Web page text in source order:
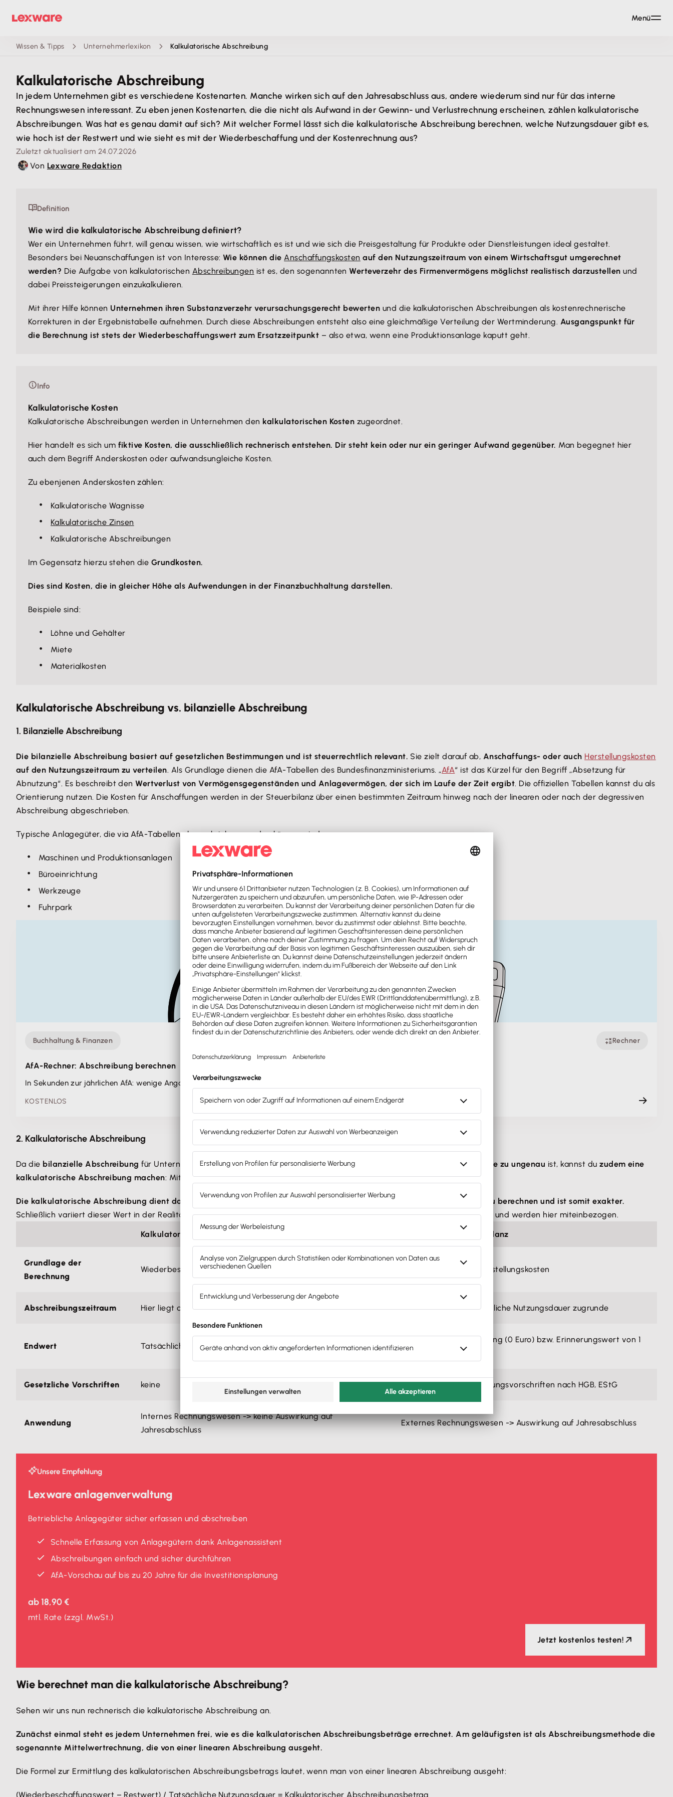
Wissen & Tipps Unternehmerlexikon Kalkulatorische Abschreibung
Kalkulatorische Abschreibung
In jedem Unternehmen gibt es verschiedene Kostenarten. Manche wirken sich auf den Jahresabschluss aus, andere wiederum sind nur für das interne
Rechnungswesen interessant. Zu eben jenen Kostenarten, die die nicht als Aufwand in der Gewinn- und Verlustrechnung erscheinen, zählen kalkulatorische
Abschreibungen. Was hat es genau damit auf sich? Mit welcher Formel lässt sich die kalkulatorische Abschreibung berechnen, welche Nutzungsdauer gibt es,
wie hoch ist der Restwert und wie sieht es mit der Wiederbeschaffung und der Kostenrechnung aus?
Zuletzt aktualisiert am 24.07.2026
Von Lexware Redaktion
Definition
Wie wird die kalkulatorische Abschreibung definiert?
Wer ein Unternehmen führt, will genau wissen, wie wirtschaftlich es ist und wie sich die Preisgestaltung für Produkte oder Dienstleistungen ideal gestaltet.
Besonders bei Neuanschaffungen ist von Interesse:Wie können dieAnschaffungskosten auf den Nutzungszeitraum von einem Wirtschaftsgut umgerechnet
werden? Die Aufgabe von kalkulatorischen Abschreibungen ist es, den sogenanntenWerteverzehr des Firmenvermögens möglichst realistisch darzustellenund
dabei Preissteigerungen einzukalkulieren.
Mit ihrer Hilfe können Unternehmen ihren Substanzverzehr verursachungsgerecht bewerten und die kalkulatorischen Abschreibungen als kostenrechnerische
Korrekturen in der Ergebnistabelle aufnehmen. Durch diese Abschreibungen entsteht also eine gleichmäßige Verteilung der Wertminderung. Ausgangspunkt für
die Berechnung ist stets der Wiederbeschaffungswert zum Ersatzzeitpunkt – also etwa, wenn eine Produktionsanlage kaputt geht.
Info
Kalkulatorische Kosten
Kalkulatorische Abschreibungen werden in Unternehmen den kalkulatorischen Kosten zugeordnet.
Hier handelt es sich um fiktive Kosten, die ausschließlich rechnerisch entstehen. Dir steht kein oder nur ein geringer Aufwand gegenüber. Man begegnet hier
auch dem Begriff Anderskosten oder aufwandsungleiche Kosten.
Zu ebenjenen Anderskosten zählen:
Kalkulatorische Wagnisse
Kalkulatorische Zinsen
Kalkulatorische Abschreibungen
Im Gegensatz hierzu stehen die Grundkosten.
Dies sind Kosten, die in gleicher Höhe als Aufwendungen in der Finanzbuchhaltung darstellen.
Beispiele sind:
Löhne und Gehälter
Miete
Materialkosten
Kalkulatorische Abschreibung vs. bilanzielle Abschreibung
1. Bilanzielle Abschreibung
Die bilanzielle Abschreibung basiert auf gesetzlichen Bestimmungen und ist steuerrechtlich relevant. Sie zielt darauf ab, Anschaffungs- oder auch Herstellungskosten
auf den Nutzungszeitraum zu verteilen. Als Grundlage dienen die AfA-Tabellen des Bundesfinanzministeriums. „AfA“ ist das Kürzel für den Begriff „Absetzung für
Abnutzung“. Es beschreibt denWertverlust von Vermögensgegenständen und Anlagevermögen, der sich im Laufe der Zeit ergibt. Die offiziellen Tabellen kannst du als
Orientierung nutzen. Die Kosten für Anschaffungen werden in der Steuerbilanz über einen bestimmten Zeitraum hinweg nach der linearen oder nach der degressiven
Abschreibung abgeschrieben.
Typische Anlagegüter, die via AfA-Tabellen abgeschrieben werden können, sind:
Maschinen und Produktionsanlagen
Büroeinrichtung
Werkzeuge
Fuhrpark
Buchhaltung & Finanzen Rechner
AfA-Rechner: Abschreibung berechnen
In Sekunden zur jährlichen AfA: wenige Angaben eingeben und den Abschreibungsplan inkl. Restbuchwert erhalten
KOSTENLOS
2. Kalkulatorische Abschreibung
Da die bilanzielle Abschreibung für Unternehmen aber bei der Bewertungfür die innerbetriebliche Kostenrechnung teilweise zu ungenau ist, kannst duzudem eine
kalkulatorische Abschreibung machen: Mit ihnen lässt sich die Ergebnistabelle korrigieren.
Die kalkulatorische Abschreibung dient dazu, die reale Substanzerhaltung vom Wiederbeschaffungswert
einer Maschine zu berechnen und ist somit exakter.
Schließlich variiert dieser Wert in der Realität je nach Situation und Inflation. Preissteigerungen sind im Laufe der Jahre normal und werden hier miteinbezogen.
Kalkulatorische Abschreibung Abschreibung für die Bilanz
Grundlage der
Berechnung
Wiederbeschaffungskosten zum Zeitpunkt der Ersatzinvestition Anschaffungs- bzw. Herstellungskosten
Abschreibungszeitraum Hier liegt die tatsächliche Nutzungsdauer zugrunde Hier liegt die voraussichtliche Nutzungsdauer zugrunde
Endwert Tatsächlicher Verkaufswert bzw. Schrottwert / Restwert
Vollständige Abschreibung (0 Euro) bzw. Erinnerungswert von 1
Euro
Gesetzliche Vorschriften keine Beachtung der Bilanzierungsvorschriften nach HGB, EStG
Anwendung
Internes Rechnungswesen -> keine Auswirkung auf
Jahresabschluss
Externes Rechnungswesen -> Auswirkung auf Jahresabschluss
Unsere Empfehlung
Lexware anlagenverwaltung
Betriebliche Anlagegüter sicher erfassen und abschreiben
Schnelle Erfassung von Anlagegütern dank Anlagenassistent
Abschreibungen einfach und sicher durchführen
AfA-Vorschau auf bis zu 20 Jahre für die Investitionsplanung
ab 18,90 €
mtl. Rate (zzgl. MwSt.)
Jetzt kostenlos testen!
Wie berechnet man die kalkulatorische Abschreibung?
Sehen wir uns nun rechnerisch die kalkulatorische Abschreibung an.
Zunächst einmal steht es jedem Unternehmen frei, wie es die kalkulatorischen Abschreibungsbeträge errechnet. Am geläufigsten ist als Abschreibungsmethode die
sogenannte Mittelwertrechnung, die von einer linearen Abschreibung ausgeht.
Die Formel zur Ermittlung des kalkulatorischen Abschreibungsbetrags lautet, wenn man von einer linearen Abschreibung ausgeht:
(Wiederbeschaffungswert – Restwert) / Tatsächliche Nutzungsdauer = Kalkulatorischer Abschreibungsbetrag
Menü